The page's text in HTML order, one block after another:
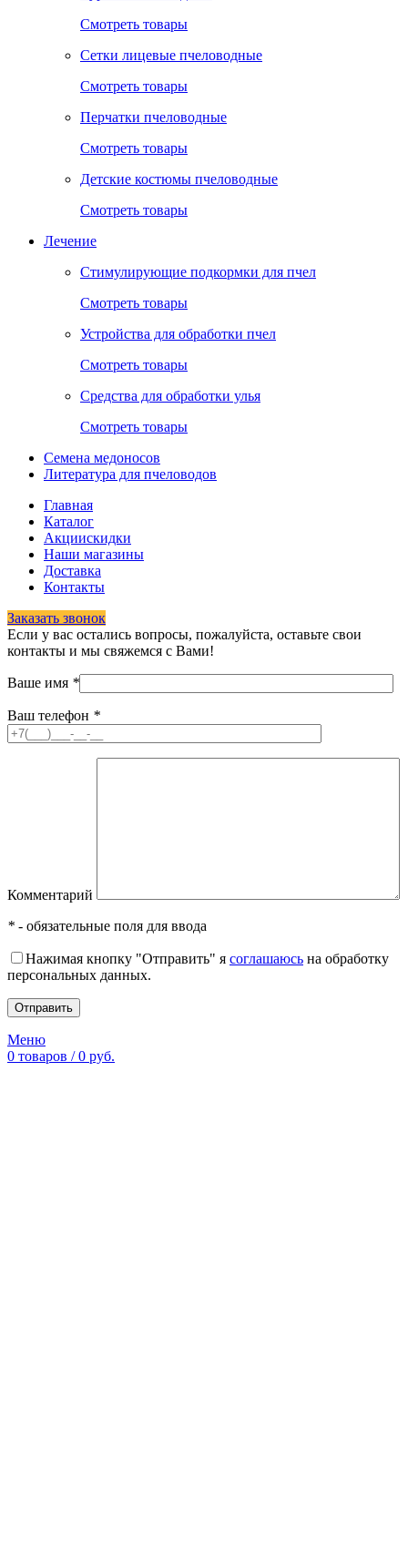
Смотреть товары
Сетки лицевые пчеловодные
Смотреть товары
Перчатки пчеловодные
Смотреть товары
Детские костюмы пчеловодные
Смотреть товары
Лечение
Стимулирующие подкормки для пчел
Смотреть товары
Устройства для обработки пчел
Смотреть товары
Средства для обработки улья
Смотреть товары
Семена медоносов
Литература для пчеловодов
Главная
Каталог
Акциискидки
Наши магазины
Доставка
Контакты
Заказать звонок
Если у вас остались вопросы, пожалуйста, оставьте свои
контакты и мы свяжемся с Вами!
Ваше имя *
Ваш телефон *
Комментарий
* - обязательные поля для ввода
Нажимая кнопку "Отправить" я соглашаюсь на обработку
персональных данных.
Меню
0 товаров / 0 руб.